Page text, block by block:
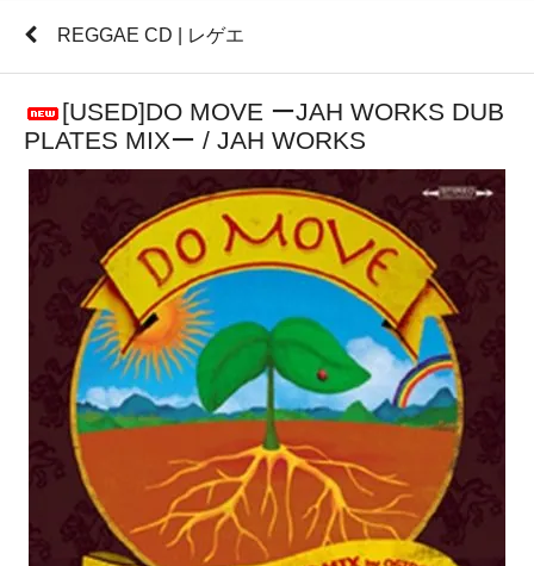
REGGAE CD | レゲエ
[USED]DO MOVE ーJAH WORKS DUB
PLATES MIXー / JAH WORKS